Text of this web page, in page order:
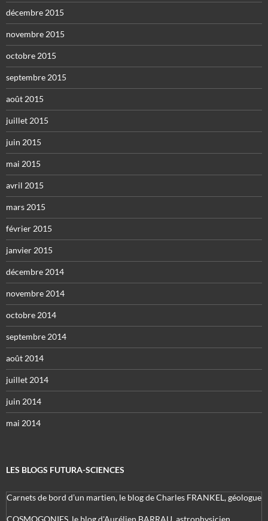
décembre 2015
novembre 2015
octobre 2015
septembre 2015
août 2015
juillet 2015
juin 2015
mai 2015
avril 2015
mars 2015
février 2015
janvier 2015
décembre 2014
novembre 2014
octobre 2014
septembre 2014
août 2014
juillet 2014
juin 2014
mai 2014
LES BLOGS FUTURA-SCIENCES
Carnets de bord d’un martien, le blog de Charles FRANKEL, géologue
COSMOGONIES, le blog d'Aurélien BARRAU, astrophysicien